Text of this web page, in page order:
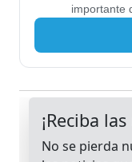
importante